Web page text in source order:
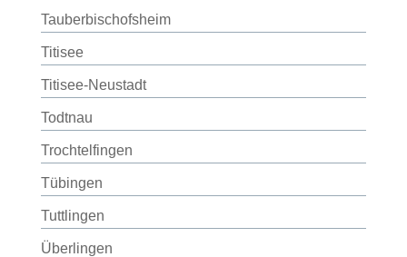
Tauberbischofsheim
Titisee
Titisee-Neustadt
Todtnau
Trochtelfingen
Tübingen
Tuttlingen
Überlingen